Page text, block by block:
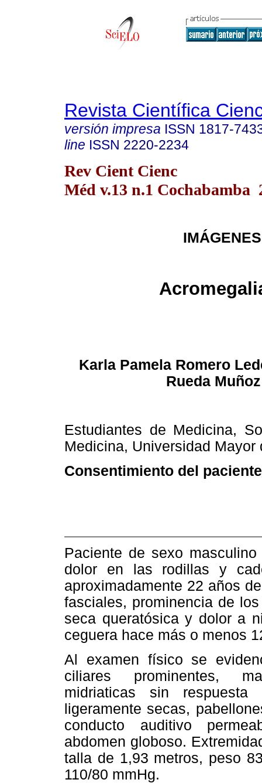
Revista Científica
versión impresa ISSN 1817-
line ISSN 2220-2234
Rev Cient Cienc
Méd v.13 n.1 Cochabamba
Karla Pamela Romero
Rueda Muñoz
Estudiantes de Medicina,
Medicina, Universidad
Consentimiento del
Paciente de sexo
dolor en las rodillas y
aproximadamente 22 años
fasciales, prominencia de
seca queratósica y dolor a
ceguera hace más o menos
Al examen físico se
ciliares prominentes,
midriaticas sin respuesta
ligeramente secas,
conducto auditivo
abdomen globoso.
talla de 1,93 metros, peso
110/80 mmHg.